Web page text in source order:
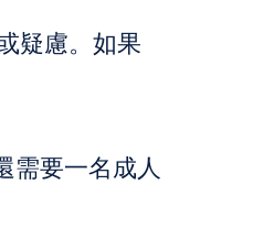
疑慮。如果
需要一名成人